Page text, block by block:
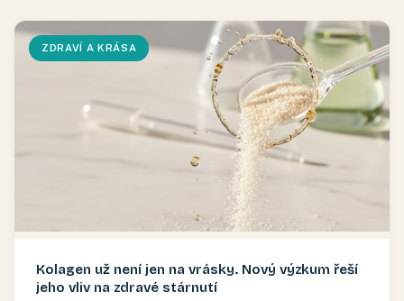
ZDRAVÍ A KRÁSA
Kolagen už není jen na vrásky. Nový výzkum řeší
jeho vliv na zdravé stárnutí